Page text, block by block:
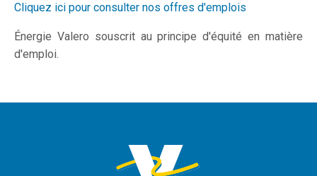
Cliquez ici pour consulter nos offres d'emplois
Énergie Valero souscrit au principe d'équité en matière
d'emploi.